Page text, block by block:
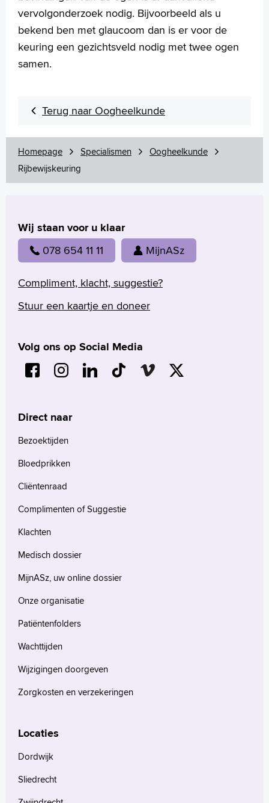
vervolgonderzoek nodig. Bijvoorbeeld als u
bekend ben met glaucoom dan is er voor de
keuring een gezichtsveld nodig met twee ogen
samen.
Terug naar Oogheelkunde
Homepage Specialismen
Oogheelkunde
Rijbewijskeuring
Wij staan voor u klaar
078 654 11 11 MijnASz
Compliment, klacht, suggestie?
Stuur een kaartje en doneer
Volg ons op Social Media
Direct naar
Bezoektijden
Bloedprikken
Cliëntenraad
Complimenten of Suggestie
Klachten
Medisch dossier
MijnASz, uw online dossier
Onze organisatie
Patiëntenfolders
Wachttijden
Wijzigingen doorgeven
Zorgkosten en verzekeringen
Locaties
Dordwijk
Sliedrecht